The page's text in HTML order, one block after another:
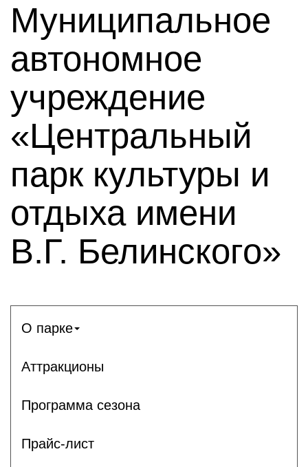
Муниципальное
автономное
учреждение
«Центральный
парк культуры и
отдыха имени
В.Г. Белинского»
О парке
Аттракционы
Программа сезона
Прайс-лист